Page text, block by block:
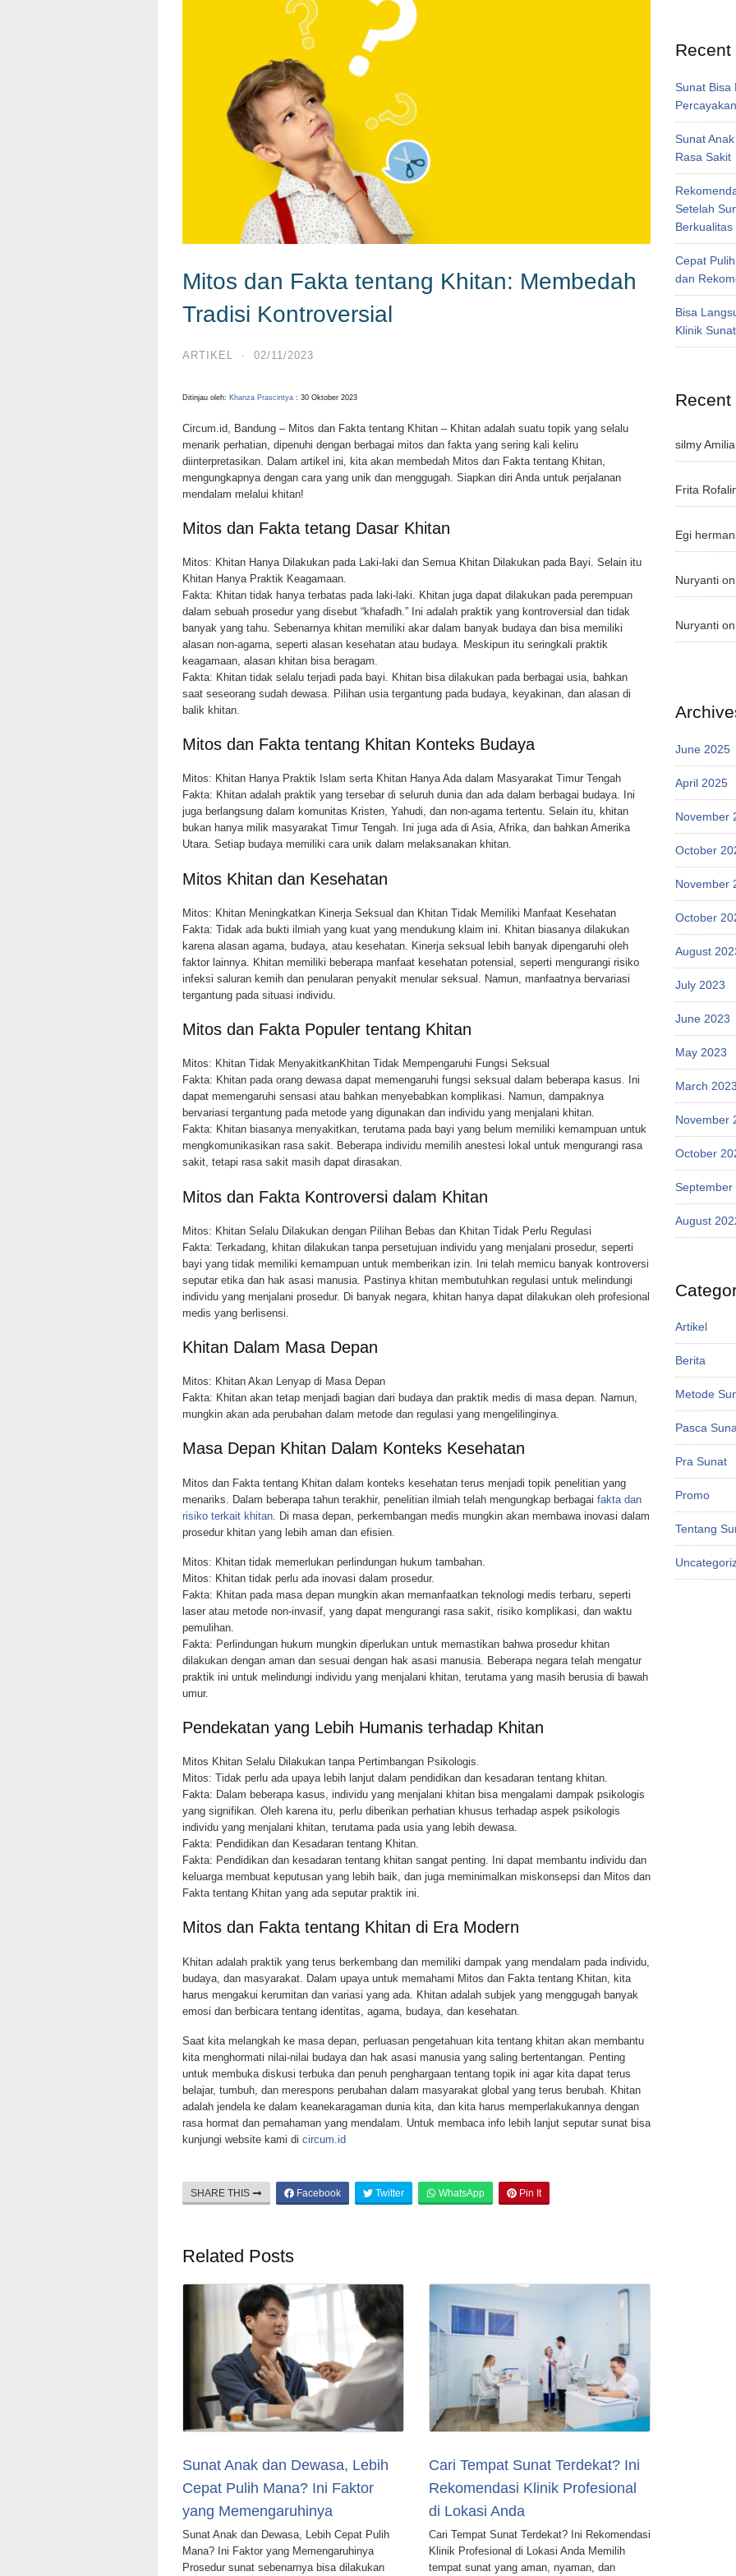
Mitos dan Fakta tentang Khitan: Membedah
Tradisi Kontroversial
ARTIKEL · 02/11/2023
Ditinjau oleh: Khanza Prascintya : 30 Oktober 2023
Circum.id, Bandung – Mitos dan Fakta tentang Khitan – Khitan adalah suatu topik yang selalu
menarik perhatian, dipenuhi dengan berbagai mitos dan fakta yang sering kali keliru
diinterpretasikan. Dalam artikel ini, kita akan membedah Mitos dan Fakta tentang Khitan,
mengungkapnya dengan cara yang unik dan menggugah. Siapkan diri Anda untuk perjalanan
mendalam melalui khitan!
Mitos dan Fakta tetang Dasar Khitan
Mitos: Khitan Hanya Dilakukan pada Laki-laki dan Semua Khitan Dilakukan pada Bayi. Selain itu
Khitan Hanya Praktik Keagamaan.
Fakta: Khitan tidak hanya terbatas pada laki-laki. Khitan juga dapat dilakukan pada perempuan
dalam sebuah prosedur yang disebut “khafadh.” Ini adalah praktik yang kontroversial dan tidak
banyak yang tahu. Sebenarnya khitan memiliki akar dalam banyak budaya dan bisa memiliki
alasan non-agama, seperti alasan kesehatan atau budaya. Meskipun itu seringkali praktik
keagamaan, alasan khitan bisa beragam.
Fakta: Khitan tidak selalu terjadi pada bayi. Khitan bisa dilakukan pada berbagai usia, bahkan
saat seseorang sudah dewasa. Pilihan usia tergantung pada budaya, keyakinan, dan alasan di
balik khitan.
Mitos dan Fakta tentang Khitan Konteks Budaya
Mitos: Khitan Hanya Praktik Islam serta Khitan Hanya Ada dalam Masyarakat Timur Tengah
Fakta: Khitan adalah praktik yang tersebar di seluruh dunia dan ada dalam berbagai budaya. Ini
juga berlangsung dalam komunitas Kristen, Yahudi, dan non-agama tertentu. Selain itu, khitan
bukan hanya milik masyarakat Timur Tengah. Ini juga ada di Asia, Afrika, dan bahkan Amerika
Utara. Setiap budaya memiliki cara unik dalam melaksanakan khitan.
Mitos Khitan dan Kesehatan
Mitos: Khitan Meningkatkan Kinerja Seksual dan Khitan Tidak Memiliki Manfaat Kesehatan
Fakta: Tidak ada bukti ilmiah yang kuat yang mendukung klaim ini. Khitan biasanya dilakukan
karena alasan agama, budaya, atau kesehatan. Kinerja seksual lebih banyak dipengaruhi oleh
faktor lainnya. Khitan memiliki beberapa manfaat kesehatan potensial, seperti mengurangi risiko
infeksi saluran kemih dan penularan penyakit menular seksual. Namun, manfaatnya bervariasi
tergantung pada situasi individu.
Mitos dan Fakta Populer tentang Khitan
Mitos: Khitan Tidak MenyakitkanKhitan Tidak Mempengaruhi Fungsi Seksual
Fakta: Khitan pada orang dewasa dapat memengaruhi fungsi seksual dalam beberapa kasus. Ini
dapat memengaruhi sensasi atau bahkan menyebabkan komplikasi. Namun, dampaknya
bervariasi tergantung pada metode yang digunakan dan individu yang menjalani khitan.
Fakta: Khitan biasanya menyakitkan, terutama pada bayi yang belum memiliki kemampuan untuk
mengkomunikasikan rasa sakit. Beberapa individu memilih anestesi lokal untuk mengurangi rasa
sakit, tetapi rasa sakit masih dapat dirasakan.
Mitos dan Fakta Kontroversi dalam Khitan
Mitos: Khitan Selalu Dilakukan dengan Pilihan Bebas dan Khitan Tidak Perlu Regulasi
Fakta: Terkadang, khitan dilakukan tanpa persetujuan individu yang menjalani prosedur, seperti
bayi yang tidak memiliki kemampuan untuk memberikan izin. Ini telah memicu banyak kontroversi
seputar etika dan hak asasi manusia. Pastinya khitan membutuhkan regulasi untuk melindungi
individu yang menjalani prosedur. Di banyak negara, khitan hanya dapat dilakukan oleh profesional
medis yang berlisensi.
Khitan Dalam Masa Depan
Mitos: Khitan Akan Lenyap di Masa Depan
Fakta: Khitan akan tetap menjadi bagian dari budaya dan praktik medis di masa depan. Namun,
mungkin akan ada perubahan dalam metode dan regulasi yang mengelilinginya.
Masa Depan Khitan Dalam Konteks Kesehatan
Mitos dan Fakta tentang Khitan dalam konteks kesehatan terus menjadi topik penelitian yang
menariks. Dalam beberapa tahun terakhir, penelitian ilmiah telah mengungkap berbagai fakta dan
risiko terkait khitan . Di masa depan, perkembangan medis mungkin akan membawa inovasi dalam
prosedur khitan yang lebih aman dan efisien.
Mitos: Khitan tidak memerlukan perlindungan hukum tambahan.
Mitos: Khitan tidak perlu ada inovasi dalam prosedur.
Fakta: Khitan pada masa depan mungkin akan memanfaatkan teknologi medis terbaru, seperti
laser atau metode non-invasif, yang dapat mengurangi rasa sakit, risiko komplikasi, dan waktu
pemulihan.
Fakta: Perlindungan hukum mungkin diperlukan untuk memastikan bahwa prosedur khitan
dilakukan dengan aman dan sesuai dengan hak asasi manusia. Beberapa negara telah mengatur
praktik ini untuk melindungi individu yang menjalani khitan, terutama yang masih berusia di bawah
umur.
Pendekatan yang Lebih Humanis terhadap Khitan
Mitos Khitan Selalu Dilakukan tanpa Pertimbangan Psikologis.
Mitos: Tidak perlu ada upaya lebih lanjut dalam pendidikan dan kesadaran tentang khitan.
Fakta: Dalam beberapa kasus, individu yang menjalani khitan bisa mengalami dampak psikologis
yang signifikan. Oleh karena itu, perlu diberikan perhatian khusus terhadap aspek psikologis
individu yang menjalani khitan, terutama pada usia yang lebih dewasa.
Fakta: Pendidikan dan Kesadaran tentang Khitan.
Fakta: Pendidikan dan kesadaran tentang khitan sangat penting. Ini dapat membantu individu dan
keluarga membuat keputusan yang lebih baik, dan juga meminimalkan miskonsepsi dan Mitos dan
Fakta tentang Khitan yang ada seputar praktik ini.
Mitos dan Fakta tentang Khitan di Era Modern
Khitan adalah praktik yang terus berkembang dan memiliki dampak yang mendalam pada individu,
budaya, dan masyarakat. Dalam upaya untuk memahami Mitos dan Fakta tentang Khitan, kita
harus mengakui kerumitan dan variasi yang ada. Khitan adalah subjek yang menggugah banyak
emosi dan berbicara tentang identitas, agama, budaya, dan kesehatan.
Saat kita melangkah ke masa depan, perluasan pengetahuan kita tentang khitan akan membantu
kita menghormati nilai-nilai budaya dan hak asasi manusia yang saling bertentangan. Penting
untuk membuka diskusi terbuka dan penuh penghargaan tentang topik ini agar kita dapat terus
belajar, tumbuh, dan merespons perubahan dalam masyarakat global yang terus berubah. Khitan
adalah jendela ke dalam keanekaragaman dunia kita, dan kita harus memperlakukannya dengan
rasa hormat dan pemahaman yang mendalam. Untuk membaca info lebih lanjut seputar sunat bisa
kunjungi website kami di circum.id
SHARE THIS Facebook Twitter WhatsApp Pin It
Related Posts
Sunat Anak dan Dewasa, Lebih
Cepat Pulih Mana? Ini Faktor
yang Memengaruhinya
Sunat Anak dan Dewasa, Lebih Cepat Pulih
Mana? Ini Faktor yang Memengaruhinya
Prosedur sunat sebenarnya bisa dilakukan
Cari Tempat Sunat Terdekat? Ini
Rekomendasi Klinik Profesional
di Lokasi Anda
Cari Tempat Sunat Terdekat? Ini Rekomendasi
Klinik Profesional di Lokasi Anda Memilih
tempat sunat yang aman, nyaman, dan
Recent
Sunat Bisa
Sunat
Rasa Sakit
Setelah
Berkualitas
Cepat
dan
Bisa
Klinik
Recent
silmy Amilia
Frita
Egi
Nuryanti on
Nuryanti on
June 2025
April 2025
November
October
November
October
August
July 2023
June 2023
May 2023
March 2023
November
October
September
August
Artikel
Berita
Metode
Pasca
Pra Sunat
Promo
Tentang